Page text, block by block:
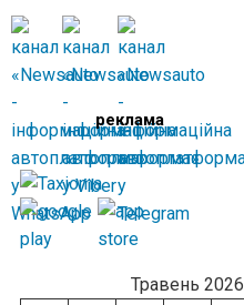
реклама
Травень 2026